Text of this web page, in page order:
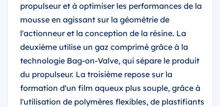
propulseur et à optimiser les performances de la
mousse en agissant sur la géométrie de
l'actionneur et la conception de la résine. La
deuxième utilise un gaz comprimé grâce à la
technologie Bag-on-Valve, qui sépare le produit
du propulseur. La troisième repose sur la
formation d'un film aqueux plus souple, grâce à
l'utilisation de polymères flexibles, de plastifiants